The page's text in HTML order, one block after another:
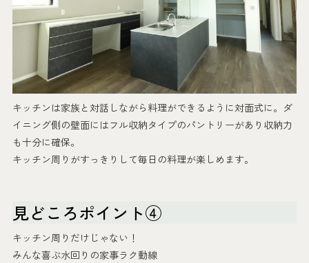
キッチンは家族と対話しながら料理ができるように対面式に。ダ
イニング側の壁面にはフル収納タイプのパントリーがあり収納力
も十分に確保。
キッチン周りがすっきりして毎日の料理が楽しめます。
見どころポイント④
キッチン周りだけじゃない！
みんな喜ぶ水回りの家事ラク動線